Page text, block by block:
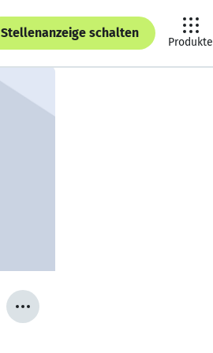
Stellenanzeige schalten
Produkte